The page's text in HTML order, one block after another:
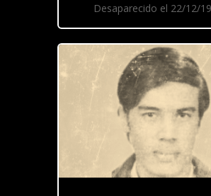
Desaparecido el 22/12/